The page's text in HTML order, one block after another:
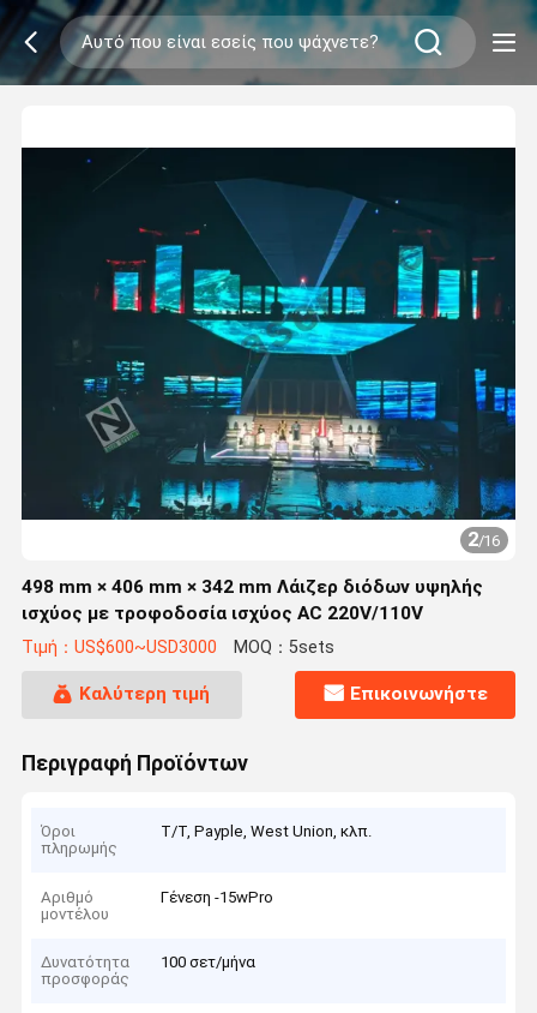
2/16
498 mm × 406 mm × 342 mm Λάιζερ διόδων υψηλής
ισχύος με τροφοδοσία ισχύος AC 220V/110V
Τιμή：US$600~USD3000 MOQ：5sets
Καλύτερη τιμή Επικοινωνήστε
Περιγραφή Προϊόντων
Όροι
πληρωμής
T/T, Payple, West Union, κλπ.
Αριθμό
μοντέλου
Γένεση -15wPro
Δυνατότητα
προσφοράς
100 σετ/μήνα